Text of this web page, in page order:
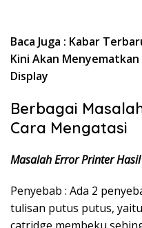
Baca Juga : Kabar
Kini Akan
Display
Berbagai
Cara Mengatasi
Masalah Error Printer
Penyebab : Ada 2
tulisan putus putus,